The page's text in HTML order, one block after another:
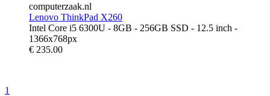
computerzaak.nl
Lenovo ThinkPad X260
Intel Core i5 6300U - 8GB - 256GB SSD - 12.5 inch -
1366x768px
€ 235.00
1